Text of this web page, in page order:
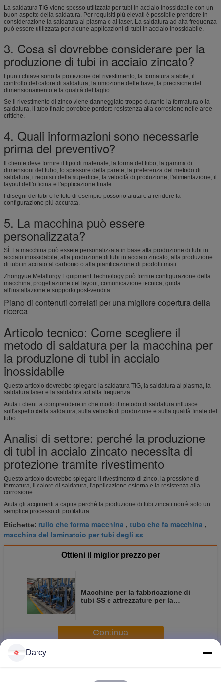
La saldatura TIG viene spesso utilizzata per tubi in acciaio inossidabile con un
buon aspetto della saldatura. Per requisiti più elevati è possibile prendere in
considerazione la saldatura al plasma o al laser. La saldatura ad alta frequenza
può essere utilizzata per alcune applicazioni di tubi in acciaio inossidabile.
3. Cosa si dovrebbe considerare per la
produzione di tubi in acciaio zincato?
I punti chiave sono la protezione del rivestimento, la formatura stabile, il
controllo del calore di saldatura, la rimozione delle bave, la precisione del
dimensionamento e la qualità del taglio.
Se il rivestimento di zinco viene danneggiato troppo durante la formatura o la
saldatura, il tubo finale potrebbe perdere resistenza alla corrosione nelle aree
critiche.
4. Quali informazioni sono necessarie
prima del preventivo?
Il cliente deve fornire il tipo di materiale, la forma del tubo, la gamma di
dimensioni del tubo, lo spessore della parete, la preferenza del metodo di
saldatura, i requisiti della superficie, la velocità di produzione, l'alimentazione, il
layout dell'officina e l'applicazione finale.
I disegni dei tubi o le foto di esempio possono aiutare a rendere la
configurazione più accurata.
5. La macchina può essere
personalizzata?
SÌ. La macchina può essere personalizzata in base alla produzione di tubi in
acciaio inossidabile, alla produzione di tubi in acciaio zincato, alla produzione
di tubi in acciaio al carbonio o alla pianificazione di prodotti misti.
Zhongyue Metallurgy Equipment Technology può fornire configurazione della
macchina, progettazione del layout, comunicazione tecnica, guida
all'installazione e supporto post-vendita.
Piano di contenuti correlati per una migliore copertura della
ricerca
Articolo tecnico: Come scegliere il
metodo di saldatura per la macchina per
la produzione di tubi in acciaio
inossidabile
Questo articolo dovrebbe spiegare la saldatura TIG, la saldatura al plasma, la
saldatura laser e la saldatura ad alta frequenza.
Aiuta i clienti a comprendere in che modo il metodo di saldatura influisce
sull'aspetto della saldatura, sulla velocità di produzione e sulla qualità finale del
tubo.
Analisi di settore: perché la produzione
di tubi in acciaio zincato necessita di
protezione tramite rivestimento
Questo articolo dovrebbe spiegare il rivestimento di zinco, la pressione di
formatura, il calore di saldatura, l'applicazione esterna e la resistenza alla
corrosione.
Aiuta gli acquirenti a capire perché la produzione di tubi zincati non è solo un
semplice processo di profilatura.
Etichette: rullo che forma macchina , tubo che fa macchina ,
macchina del laminatoio per tubi degli ss
Ottieni il miglior prezzo per
Macchine per la fabbricazione di
tubi SS e attrezzature per la
tubi saldatissimi
Continua
Macchina di formatura tubo
Darcy